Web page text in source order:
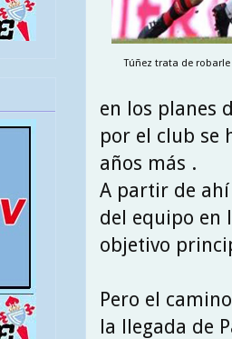
Túñez trata de
en los planes
por el club se
años más .
A partir de
del equipo en
objetivo
Pero el
la llegada de